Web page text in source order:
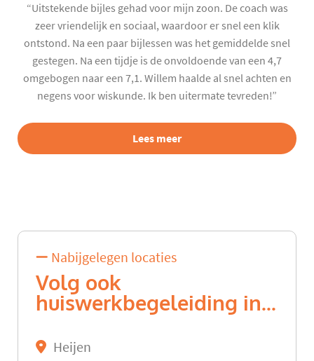
“Uitstekende bijles gehad voor mijn zoon. De coach was
zeer vriendelijk en sociaal, waardoor er snel een klik
ontstond. Na een paar bijlessen was het gemiddelde snel
gestegen. Na een tijdje is de onvoldoende van een 4,7
omgebogen naar een 7,1. Willem haalde al snel achten en
negens voor wiskunde. Ik ben uitermate tevreden!”
Lees meer
Nabijgelegen locaties
Volg ook
huiswerkbegeleiding in...
Heijen